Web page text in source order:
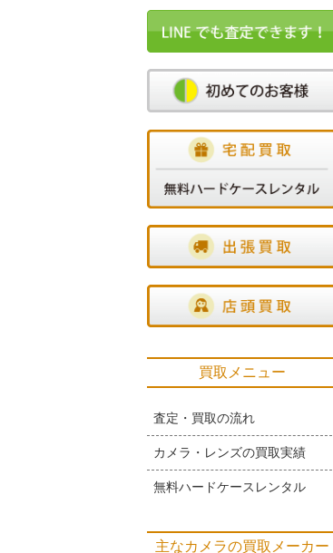
買取メニュー
査定・買取の流れ
カメラ・レンズの買取実績
無料ハードケースレンタル
主なカメラの買取メーカー